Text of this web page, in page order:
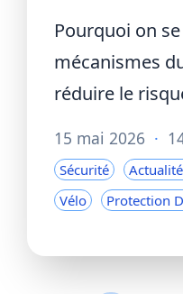
Pourquoi on
mécanismes
réduire le
15 mai 2026 ·
Sécurité
Vélo
Protection